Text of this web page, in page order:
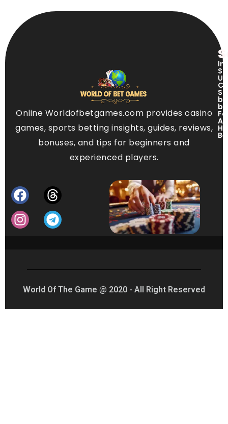
Online Worldofbetgames.com provides casino
games, sports betting insights, guides, reviews,
bonuses, and tips for beginners and
experienced players.
World Of The Game @ 2020 - All Right Reserved